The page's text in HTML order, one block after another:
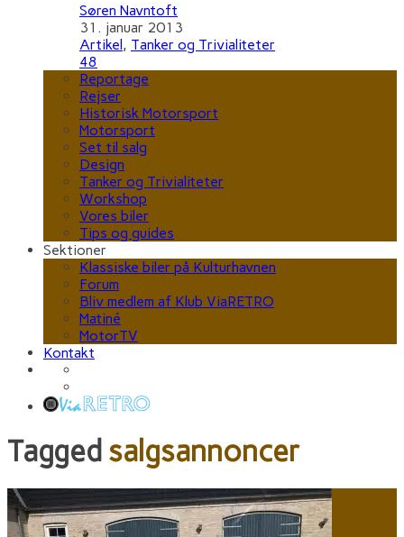
Søren Navntoft
31. januar 2013
Artikel, Tanker og Trivialiteter
48
Reportage
Rejser
Historisk Motorsport
Motorsport
Set til salg
Design
Tanker og Trivialiteter
Workshop
Vores biler
Tips og guides
Sektioner
Klassiske biler på Kulturhavnen
Forum
Bliv medlem af Klub ViaRETRO
Matiné
MotorTV
Kontakt
Tagged salgsannoncer